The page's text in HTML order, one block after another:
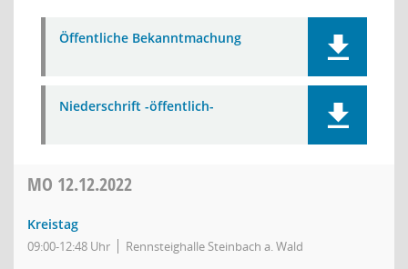
Öffentliche Bekanntmachung
Niederschrift -öffentlich-
MO 12.12.2022
Kreistag
09:00-12:48 Uhr Rennsteighalle Steinbach a. Wald